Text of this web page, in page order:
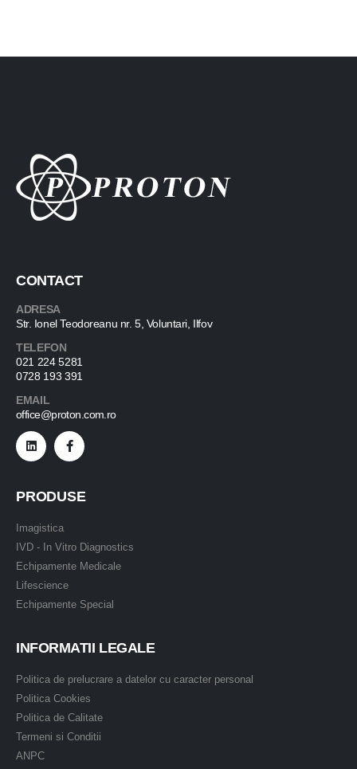
CONTACT
ADRESA
Str. Ionel Teodoreanu nr. 5, Voluntari, Ilfov
TELEFON
021 224 5281
0728 193 391
EMAIL
office@proton.com.ro
PRODUSE
Imagistica
IVD - In Vitro Diagnostics
Echipamente Medicale
Lifescience
Echipamente Special
INFORMATII LEGALE
Politica de prelucrare a datelor cu caracter personal
Politica Cookies
Politica de Calitate
Termeni si Conditii
ANPC